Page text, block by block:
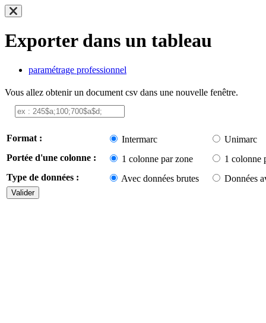
Exporter dans un tableau
paramétrage professionnel
Vous allez obtenir un document csv dans une nouvelle fenêtre.
Format : Intermarc
Unimarc
Portée d'une colonne :
1 colonne par zone
1 colonne
Type de données :
Avec données brutes Données